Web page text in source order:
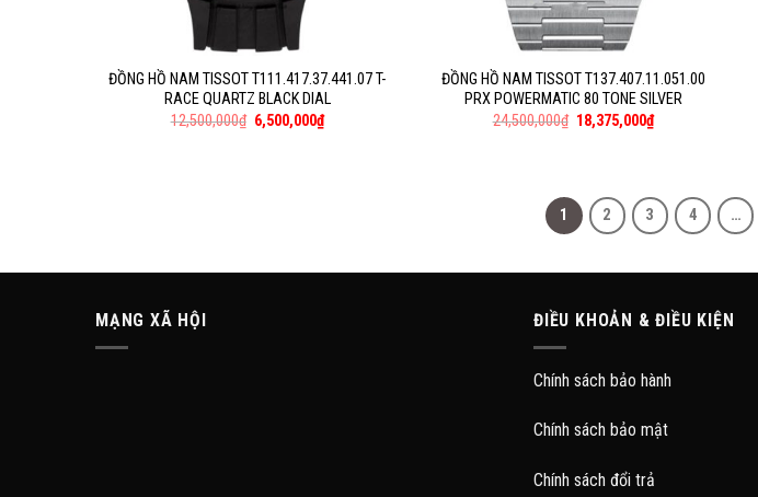
ĐỒNG HỒ NAM TISSOT T111.417.37.441.07 T-
RACE QUARTZ BLACK DIAL
12,500,000₫ 6,500,000₫
ĐỒNG HỒ NAM TISSOT T137.407.11.051.00
PRX POWERMATIC 80 TONE SILVER
24,500,000₫ 18,375,000₫
1 2 3 4 …
MẠNG XÃ HỘI ĐIỀU KHOẢN & ĐIỀU KIỆN
Chính sách bảo hành
Chính sách bảo mật
Chính sách đổi trả